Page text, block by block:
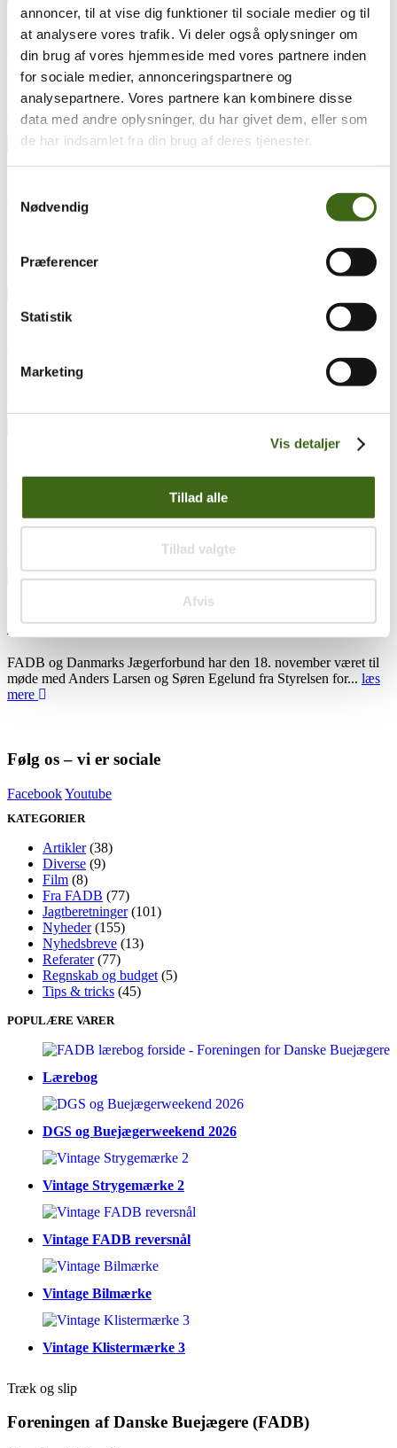
annoncer, til at vise dig funktioner til sociale medier og til
at analysere vores trafik. Vi deler også oplysninger om
din brug af vores hjemmeside med vores partnere inden
for sociale medier, annonceringspartnere og
analysepartnere. Vores partnere kan kombinere disse
data med andre oplysninger, du har givet dem, eller som
de har indsamlet fra din brug af deres tjenester.
Nødvendig
Præferencer
Statistik
Marketing
Vis detaljer
Tillad alle
Tillad valgte
Afvis
17mar17. marts 2025
Generalforsamling 2025
Der indkaldes hermed jf. vedtægternes § 5 til generalforsamling i
Foreningen af Danske Buejægere til afholdelse Lørdag d. 10. maj...
læs mere
lørdag og FADB årsskydning søndag. Alle kan deltage både
buejægere og bueskytter....
dec23. december 2024
Kære alle medlemmer og andre der læser med. Efter et godt og
Sammen om fremtidens buejagt
Foreningen af Danske Buejægere og Danmarks Jægerforbund har i
fællesskab udarbejdet et notat til Styrelsen for Grøn Arealomlægning
Fremtidens buejagt i Danmark
FADB og Danmarks Jægerforbund har den 18. november været til
møde med Anders Larsen og Søren Egelund fra Styrelsen for... læs
mere
Følg os – vi er sociale
FacebookYoutube
KATEGORIER
Artikler(38)
Diverse (9)
Film (8)
Fra FADB (77)
Jagtberetninger(101)
Nyheder(155)
Nyhedsbreve (13)
Referater(77)
Regnskab og budget (5)
Tips & tricks (45)
POPULÆRE VARER
Lærebog
DGS og Buejægerweekend 2026
Vintage Strygemærke 2
Vintage FADB reversnål
Vintage Bilmærke
Vintage Klistermærke 3
Træk og slip
Foreningen af Danske Buejægere (FADB)